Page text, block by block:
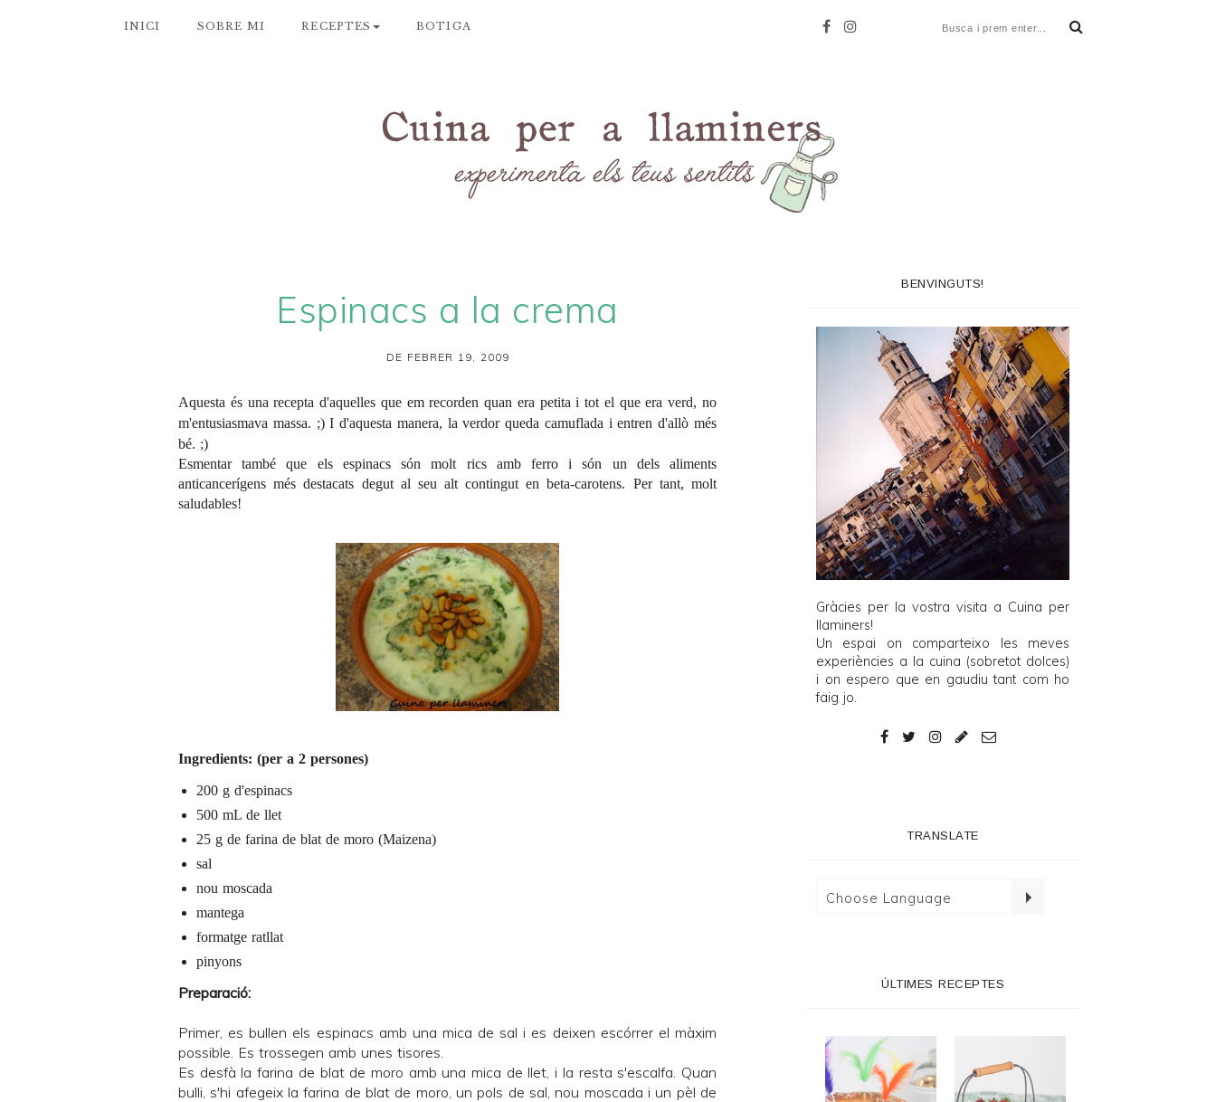
INICI SOBRE MI RECEPTES BOTIGA
Espinacs a la crema
DE FEBRER 19, 2009
Aquesta és una recepta d'aquelles que em recorden quan era petita i tot el que era verd, no
m'entusiasmava massa. ;) I d'aquesta manera, la verdor queda camuflada i entren d'allò més
bé. ;)
Esmentar també que els espinacs són molt rics amb ferro i són un dels aliments
anticancerígens més destacats degut al seu alt contingut en beta-carotens. Per tant, molt
saludables!
Ingredients: (per a 2 persones)
200 g d'espinacs
500 mL de llet
25 g de farina de blat de moro (Maizena)
sal
nou moscada
mantega
formatge ratllat
pinyons
Preparació:
Primer, es bullen els espinacs amb una mica de sal i es deixen escórrer el màxim
possible. Es trossegen amb unes tisores.
Es desfà la farina de blat de moro amb una mica de llet, i la resta s'escalfa. Quan
bulli, s'hi afegeix la farina de blat de moro, un pols de sal, nou moscada i un pèl de
BENVINGUTS!
Gràcies per la vostra visita a Cuina per
llaminers!
Un espai on comparteixo les meves
experiències a la cuina (sobretot dolces)
i on espero que en gaudiu tant com ho
faig jo.
TRANSLATE
ÚLTIMES RECEPTES